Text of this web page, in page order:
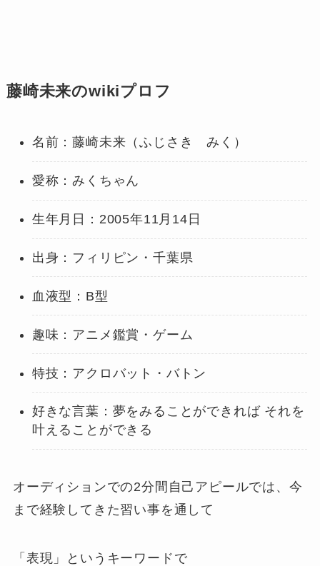
藤崎未来のwikiプロフ
名前：藤崎未来（ふじさき みく）
愛称：みくちゃん
生年月日：2005年11月14日
出身：フィリピン・千葉県
血液型：B型
趣味：アニメ鑑賞・ゲーム
特技：アクロバット・バトン
好きな言葉：夢をみることができれば それを
叶えることができる
オーディションでの2分間自己アピールでは、今
まで経験してきた習い事を通して
「表現」というキーワードで